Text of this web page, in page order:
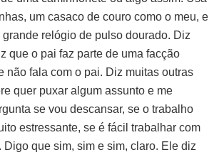
um casaco de couro como o meu, e
relógio de pulso dourado. Diz
que o pai faz parte de uma facção
não fala com o pai. Diz muitas outras
quer puxar algum assunto e me
se vou descansar, se o trabalho
estressante, se é fácil trabalhar com
Digo que sim, sim e sim, claro. Ele diz